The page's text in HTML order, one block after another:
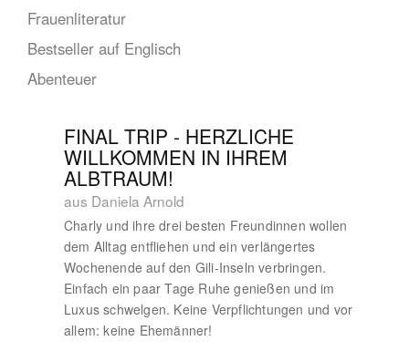
Frauenliteratur
Bestseller auf Englisch
Abenteuer
FINAL TRIP - HERZLICHE
WILLKOMMEN IN IHREM
ALBTRAUM!
aus Daniela Arnold
Charly und ihre drei besten Freundinnen wollen
dem Alltag entfliehen und ein verlängertes
Wochenende auf den Gili-Inseln verbringen.
Einfach ein paar Tage Ruhe genießen und im
Luxus schwelgen. Keine Verpflichtungen und vor
allem: keine Ehemänner!